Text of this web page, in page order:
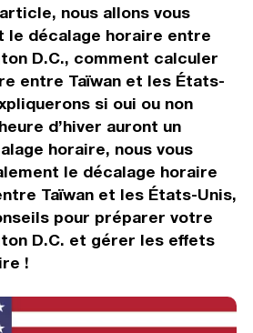
nous allons vous
le décalage horaire entre
D.C., comment calculer
entre Taïwan et les États-
si oui ou non
d’hiver auront un
horaire, nous vous
le décalage horaire
Taïwan et les États-Unis,
pour préparer votre
D.C. et gérer les effets
!